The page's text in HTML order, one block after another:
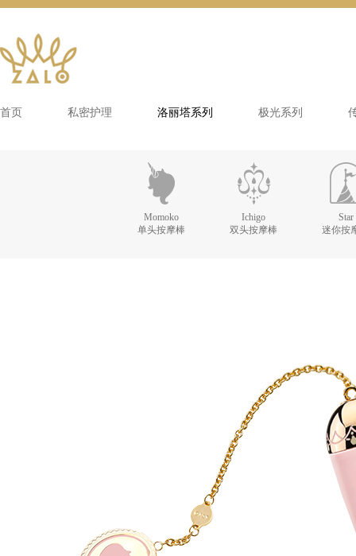
首页 私密护理 洛丽塔系列 极光系列
Momoko
单头按摩棒
Ichigo
双头按摩棒
Star
迷你按